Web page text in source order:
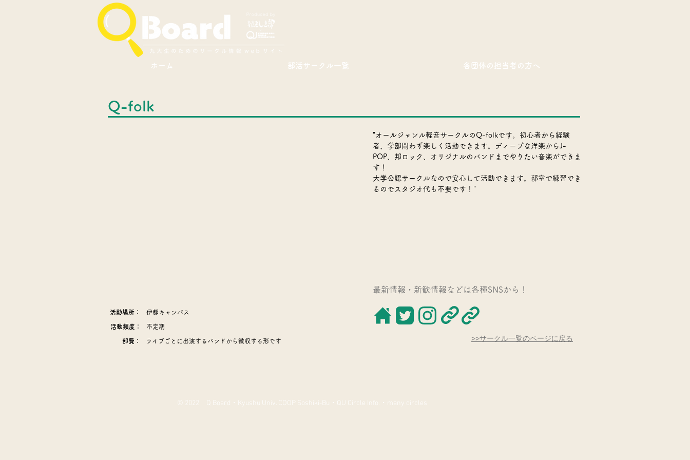
ホーム 部活サークル一覧 各団体の担当者の方へ
Q-folk
"オールジャンル軽音サークルのQ-folkです。初心者から経験
者、学部問わず楽しく活動できます。ディープな洋楽からJ-
POP、邦ロック、オリジナルのバンドまでやりたい音楽ができま
す！
大学公認サークルなので安心して活動できます。部室で練習でき
るのでスタジオ代も不要です！"
​最新情報・新歓情報などは各種SNSから！
活動場所： 伊都キャンパス
活動頻度： 不定期
部費： ライブごとに出演するバンドから徴収する形です ​>>サークル一覧のページに戻る
© 2022 Q Board・Kyushu Univ. COOP Soshiki-Bu・ QU Circle Info.・many circles